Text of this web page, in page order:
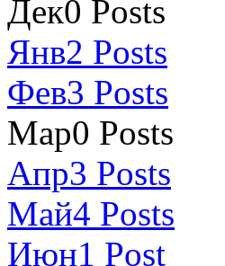
Дек0 Posts
Янв2 Posts
Фев3 Posts
Мар0 Posts
Апр3 Posts
Май4 Posts
Июн1 Post